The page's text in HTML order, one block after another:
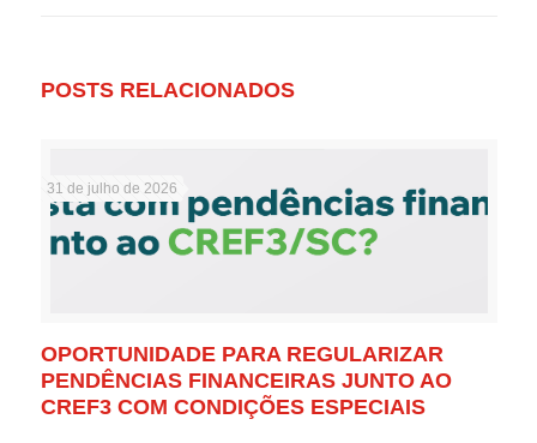
POSTS RELACIONADOS
31 de julho de 2026
OPORTUNIDADE PARA REGULARIZAR
PENDÊNCIAS FINANCEIRAS JUNTO AO
CREF3 COM CONDIÇÕES ESPECIAIS